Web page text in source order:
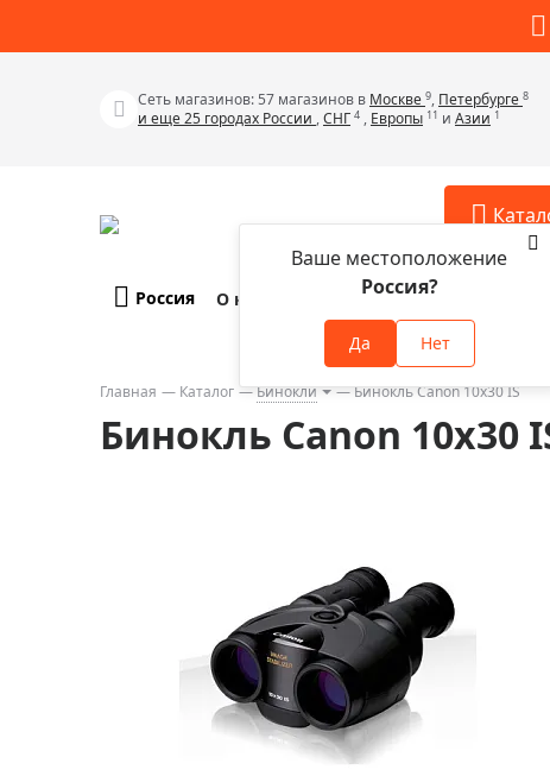
Сеть магазинов: 57 магазинов в Москве 9, Петербурге 8
и еще 25 городах России ,СНГ 4 , Европы 11 и Азии 1
Телескопы
Бинокли
Зрительные трубы
Фотогаджеты
Метеостанции, барометры, часы
Россия
Ваше местоположение
Россия?
Да Нет
О компании Оплата и доставка
Главная Каталог Бинокли Бинокль Canon 10x30 IS
Бинокль Canon 10x30